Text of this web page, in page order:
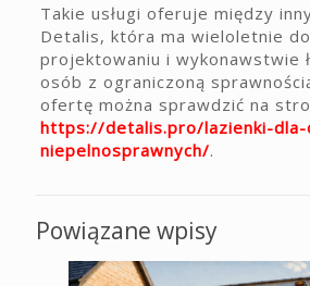
Takie usługi oferuje między
Detalis, która ma wieloletnie
projektowaniu i wykonawstwie
osób z ograniczoną
ofertę można sprawdzić na
https://detalis.pro/lazienki-
niepelnosprawnych/.
Powiązane wpisy